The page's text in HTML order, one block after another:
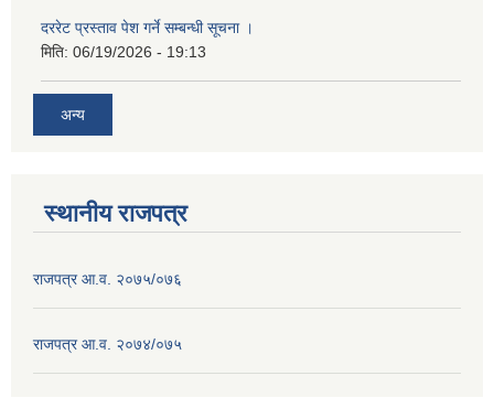
दररेट प्रस्ताव पेश गर्ने सम्बन्धी सूचना ।
मिति: 06/19/2026 - 19:13
अन्य
स्थानीय राजपत्र
राजपत्र आ.व. २०७५/०७६
राजपत्र आ.व. २०७४/०७५